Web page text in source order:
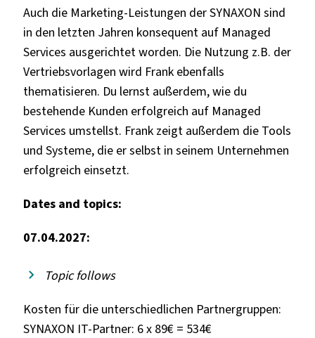
Auch die Marketing-Leistungen der SYNAXON sind
in den letzten Jahren konsequent auf Managed
Services ausgerichtet worden. Die Nutzung z.B. der
Vertriebsvorlagen wird Frank ebenfalls
thematisieren. Du lernst außerdem, wie du
bestehende Kunden erfolgreich auf Managed
Services umstellst. Frank zeigt außerdem die Tools
und Systeme, die er selbst in seinem Unternehmen
erfolgreich einsetzt.
Dates and topics:
07.04.2027:
Topic follows
Kosten für die unterschiedlichen Partnergruppen:
SYNAXON IT-Partner: 6 x 89€ = 534€